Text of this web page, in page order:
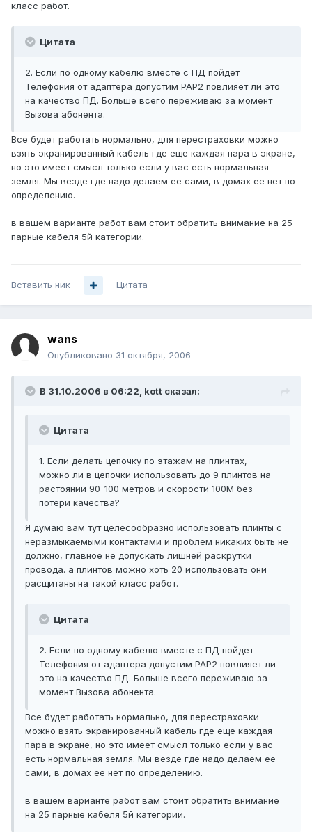
класс работ.
Цитата
2. Если по одному кабелю вместе с ПД пойдет
Телефония от адаптера допустим РАР2 повлияет ли это
на качество ПД. Больше всего переживаю за момент
Вызова абонента.
Все будет работать нормально, для перестраховки можно
взять экранированный кабель где еще каждая пара в экране,
но это имеет смысл только если у вас есть нормальная
земля. Мы везде где надо делаем ее сами, в домах ее нет по
определению.
в вашем варианте работ вам стоит обратить внимание на 25
парные кабеля 5й категории.
Вставить ник Цитата
wans
Опубликовано 31 октября, 2006
В 31.10.2006 в 06:22, kott сказал:
Цитата
1. Если делать цепочку по этажам на плинтах,
можно ли в цепочки использовать до 9 плинтов на
растоянии 90-100 метров и скорости 100М без
потери качества?
Я думаю вам тут целесообразно использовать плинты с
неразмыкаемыми контактами и проблем никаких быть не
должно, главное не допускать лишней раскрутки
провода. а плинтов можно хоть 20 использовать они
расщитаны на такой класс работ.
Цитата
2. Если по одному кабелю вместе с ПД пойдет
Телефония от адаптера допустим РАР2 повлияет ли
это на качество ПД. Больше всего переживаю за
момент Вызова абонента.
Все будет работать нормально, для перестраховки
можно взять экранированный кабель где еще каждая
пара в экране, но это имеет смысл только если у вас
есть нормальная земля. Мы везде где надо делаем ее
сами, в домах ее нет по определению.
в вашем варианте работ вам стоит обратить внимание
на 25 парные кабеля 5й категории.